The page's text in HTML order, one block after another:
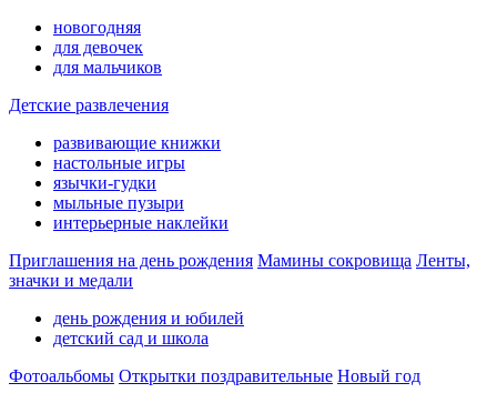
новогодняя
для девочек
для мальчиков
Детские развлечения
развивающие книжки
настольные игры
язычки-гудки
мыльные пузыри
интерьерные наклейки
Приглашения на день рождения Мамины сокровища Ленты,
значки и медали
день рождения и юбилей
детский сад и школа
Фотоальбомы Открытки поздравительные Новый год